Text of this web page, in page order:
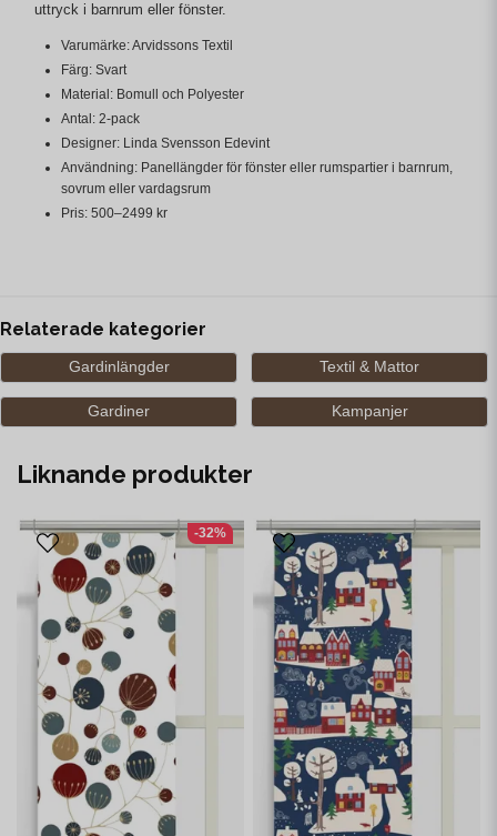
uttryck i barnrum eller fönster.
Varumärke: Arvidssons Textil
Färg: Svart
Material: Bomull och Polyester
Antal: 2-pack
Designer: Linda Svensson Edevint
Användning: Panellängder för fönster eller rumspartier i barnrum,
sovrum eller vardagsrum
Pris: 500–2499 kr
Relaterade kategorier
Gardinlängder Textil & Mattor
Gardiner Kampanjer
Liknande produkter
-32%